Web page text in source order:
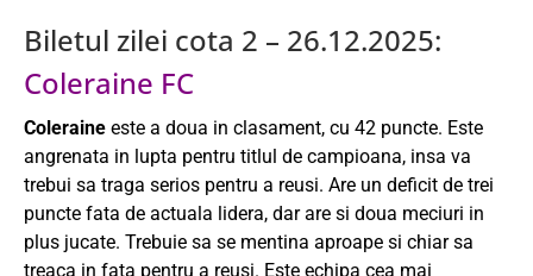
Biletul zilei cota 2 – 26.12.2025:
Coleraine FC
Coleraine este a doua in clasament, cu 42 puncte. Este
angrenata in lupta pentru titlul de campioana, insa va
trebui sa traga serios pentru a reusi. Are un deficit de trei
puncte fata de actuala lidera, dar are si doua meciuri in
plus jucate. Trebuie sa se mentina aproape si chiar sa
treaca in fata pentru a reusi. Este echipa cea mai